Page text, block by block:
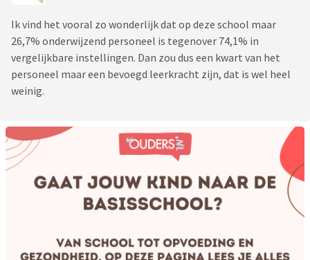
Ik vind het vooral zo wonderlijk dat op deze school maar
26,7% onderwijzend personeel is tegenover 74,1% in
vergelijkbare instellingen. Dan zou dus een kwart van het
personeel maar een bevoegd leerkracht zijn, dat is wel heel
weinig.